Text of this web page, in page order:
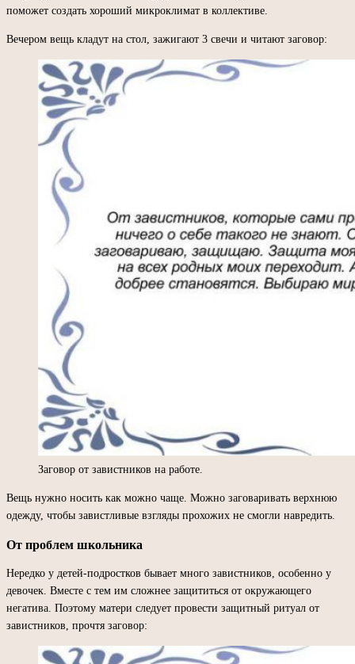
поможет создать хороший микроклимат в коллективе.
Вечером вещь кладут на стол, зажигают 3 свечи и читают заговор:
Заговор от завистников на работе.
Вещь нужно носить как можно чаще. Можно заговаривать верхнюю
одежду, чтобы завистливые взгляды прохожих не смогли навредить.
От проблем школьника
Нередко у детей-подростков бывает много завистников, особенно у
девочек. Вместе с тем им сложнее защититься от окружающего
негатива. Поэтому матери следует провести защитный ритуал от
завистников, прочтя заговор: